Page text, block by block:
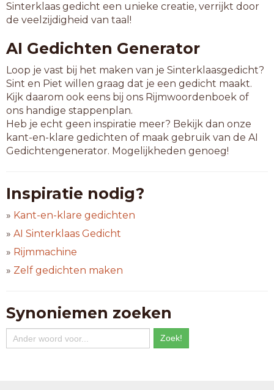
Sinterklaas gedicht een unieke creatie, verrijkt door
de veelzijdigheid van taal!
AI Gedichten Generator
Loop je vast bij het maken van je Sinterklaasgedicht?
Sint en Piet willen graag dat je een gedicht maakt.
Kijk daarom ook eens bij ons Rijmwoordenboek of
ons handige stappenplan.
Heb je echt geen inspiratie meer? Bekijk dan onze
kant-en-klare gedichten of maak gebruik van de AI
Gedichtengenerator. Mogelijkheden genoeg!
Inspiratie nodig?
» Kant-en-klare gedichten
» AI Sinterklaas Gedicht
» Rijmmachine
» Zelf gedichten maken
Synoniemen zoeken